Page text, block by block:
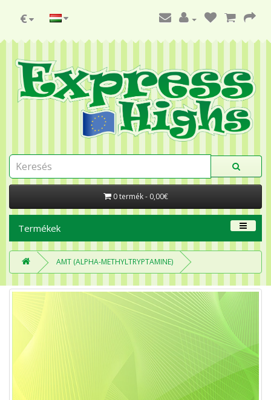
€
0 termék - 0,00€
Termékek
AMT (ALPHA-METHYLTRYPTAMINE)